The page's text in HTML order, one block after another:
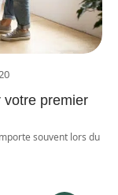
votre premier
souvent lors du